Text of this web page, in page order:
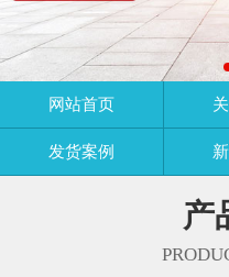
网站首页
发货案例
产